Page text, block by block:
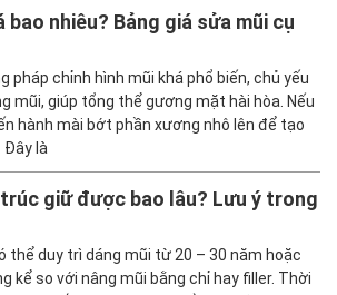
HỎI LIÊN QUAN
bao nhiêu? Bảng giá sửa mũi cụ
pháp chỉnh hình mũi khá phổ biến, chủ yếu
mũi, giúp tổng thể gương mặt hài hòa. Nếu
hành mài bớt phần xương nhô lên để tạo
Đây là